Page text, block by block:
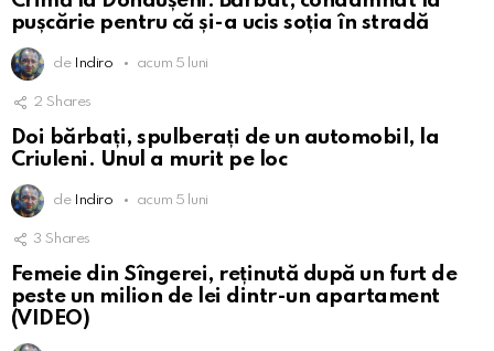
pușcărie pentru că și-a ucis soția în stradă
de Indiro acum 5 luni
2 Shares
Doi bărbați, spulberați de un automobil, la
Criuleni. Unul a murit pe loc
de Indiro acum 5 luni
3 Shares
Femeie din Sîngerei, reținută după un furt de
peste un milion de lei dintr-un apartament
(VIDEO)